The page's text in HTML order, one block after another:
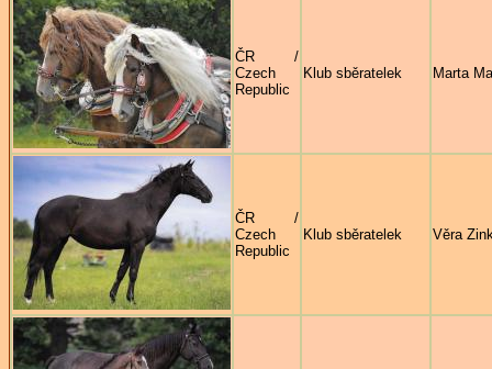
ČR /
Czech
Republic
Klub sběratelek Marta
ČR /
Czech
Republic
Klub sběratelek Věra